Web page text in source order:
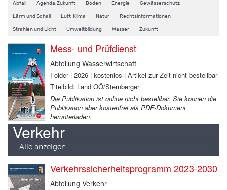
Abfall Agenda.Zukunft Boden Energie Gewässerschutz
Lärm und Schall Luft, Klima Natur Rechtsinformationen
Strahlen und Licht Umweltbildung Wasser Zukunft
Mess- und Prüfdienst
Abteilung Wasserwirtschaft
Folder | 2026 | kostenlos | Artikel zur Zeit nicht bestellbar
Titelbild: Land OÖ/Sternberger
Die Publikation ist online nicht bestellbar. Sie können die
Publikation aber kostenfrei als PDF-Dokument
herunterladen.
Verkehr
Alle anzeigen
Verkehrssicherheitsprogramm 2023-2030
Abteilung Verkehr